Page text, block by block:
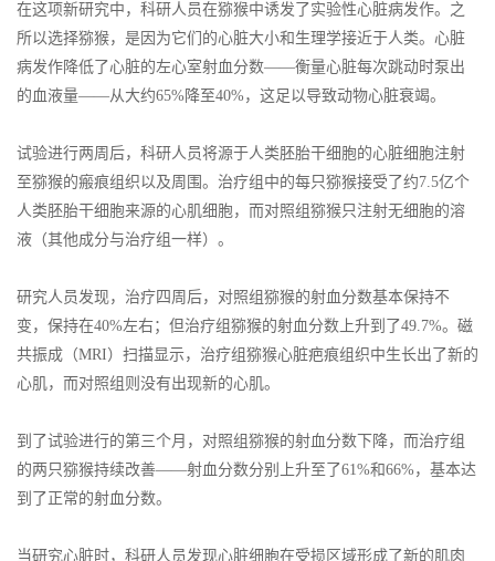
在这项新研究中，科研人员在猕猴中诱发了实验性心脏病发作。之
所以选择猕猴，是因为它们的心脏大小和生理学接近于人类。心脏
病发作降低了心脏的左心室射血分数——衡量心脏每次跳动时泵出
的血液量——从大约65%降至40%，这足以导致动物心脏衰竭。
试验进行两周后，科研人员将源于人类胚胎干细胞的心脏细胞注射
至猕猴的瘢痕组织以及周围。治疗组中的每只猕猴接受了约7.5亿个
人类胚胎干细胞来源的心肌细胞，而对照组猕猴只注射无细胞的溶
液（其他成分与治疗组一样）。
研究人员发现，治疗四周后，对照组猕猴的射血分数基本保持不
变，保持在40%左右；但治疗组猕猴的射血分数上升到了49.7%。磁
共振成（MRI）扫描显示，治疗组猕猴心脏疤痕组织中生长出了新的
心肌，而对照组则没有出现新的心肌。
到了试验进行的第三个月，对照组猕猴的射血分数下降，而治疗组
的两只猕猴持续改善——射血分数分别上升至了61%和66%，基本达
到了正常的射血分数。
当研究心脏时，科研人员发现心脏细胞在受损区域形成了新的肌肉